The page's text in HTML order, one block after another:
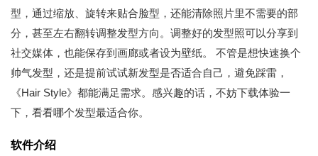
型，通过缩放、旋转来贴合脸型，还能清除照片里不需要的部
分，甚至左右翻转调整发型方向。调整好的发型照可以分享到
社交媒体，也能保存到画廊或者设为壁纸。 不管是想快速换个
帅气发型，还是提前试试新发型是否适合自己，避免踩雷，
《Hair Style》都能满足需求。感兴趣的话，不妨下载体验一
下，看看哪个发型最适合你。
软件介绍